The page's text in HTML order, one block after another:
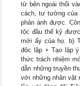
từ bên ngoài thổi
cách, tư tưởng của
phản ánh được.
tộc đầu thế kỷ
mới ấy của họ. b)
độc lập + Tạo lập
thức trách nhiệm
dẫn những truyền
với những nhân vật